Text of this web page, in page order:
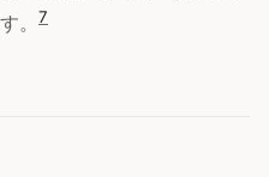
。
7